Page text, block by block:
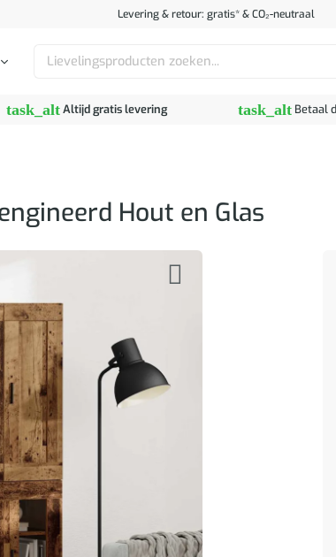
Levering & retour: gratis* & CO₂-neutraal
Zoeken
task_altAltijd gratis levering task_alt Betaal
Hout en Glas